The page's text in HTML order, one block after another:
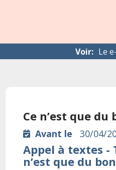
Voir: Le
Ce n’est que du
Avant le 30/04/
Appel à textes -
n’est que du